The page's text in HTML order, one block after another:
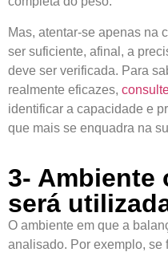
Mas, atentar-se apenas na
ser suficiente, afinal, a
deve ser verificada. Para
realmente eficazes,
identificar a capacidade e
que mais se enquadra na
3- Ambiente
será
O ambiente em que a
analisado. Por exemplo, se